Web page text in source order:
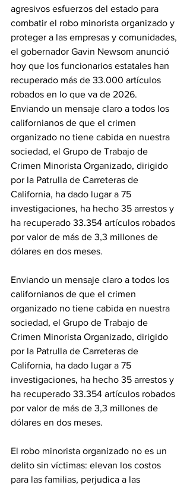
agresivos esfuerzos del estado para
combatir el robo minorista organizado y
proteger a las empresas y comunidades,
el gobernador Gavin Newsom anunció
hoy que los funcionarios estatales han
recuperado más de 33.000 artículos
robados en lo que va de 2026.
Enviando un mensaje claro a todos los
californianos de que el crimen
organizado no tiene cabida en nuestra
sociedad, el Grupo de Trabajo de
Crimen Minorista Organizado, dirigido
por la Patrulla de Carreteras de
California, ha dado lugar a 75
investigaciones, ha hecho 35 arrestos y
ha recuperado 33.354 artículos robados
por valor de más de 3,3 millones de
dólares en dos meses.
Enviando un mensaje claro a todos los
californianos de que el crimen
organizado no tiene cabida en nuestra
sociedad, el Grupo de Trabajo de
Crimen Minorista Organizado, dirigido
por la Patrulla de Carreteras de
California, ha dado lugar a 75
investigaciones, ha hecho 35 arrestos y
ha recuperado 33.354 artículos robados
por valor de más de 3,3 millones de
dólares en dos meses.
El robo minorista organizado no es un
delito sin víctimas: elevan los costos
para las familias, perjudica a las